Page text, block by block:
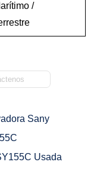
/
Sany
Usada